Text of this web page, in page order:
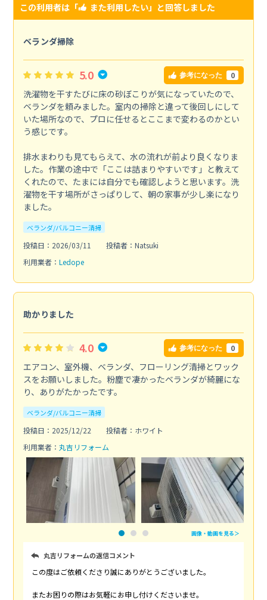
この利用者は「 また利用したい」と回答しました
ベランダ掃除
5.0 参考になった 0
洗濯物を干すたびに床の砂ぼこりが気になっていたので、
ベランダを頼みました。室内の掃除と違って後回しにして
いた場所なので、プロに任せるとここまで変わるのかとい
う感じです。
排水まわりも見てもらえて、水の流れが前より良くなりま
した。作業の途中で「ここは詰まりやすいです」と教えて
くれたので、たまには自分でも確認しようと思います。洗
濯物を干す場所がさっぱりして、朝の家事が少し楽になり
ました。
ベランダ/バルコニー清掃
投稿日：2026/03/11
投稿者：Natsuki
利用業者： Ledope
助かりました
4.0 参考になった 0
エアコン、室外機、ベランダ、フローリング清掃とワック
スをお願いしました。粉塵で凄かったベランダが綺麗にな
り、ありがたかったです。
ベランダ/バルコニー清掃
投稿日：2025/12/22
投稿者：ホワイト
利用業者： 丸吉リフォーム
画像・動画を見る＞
丸吉リフォームの返信コメント
この度はご依頼くださり誠にありがとうございました。
またお困りの際はお気軽にお申し付けくださいませ。